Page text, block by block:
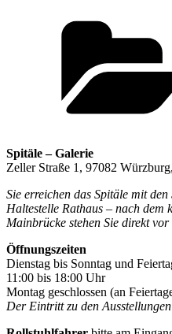
Spitäle – Galerie
Zeller Straße 1, 97082
Sie erreichen das Spitäle mit
Haltestelle Rathaus – nach dem
Mainbrücke stehen Sie direkt vor
Öffnungszeiten
Dienstag bis Sonntag und
11:00 bis 18:00 Uhr
Montag geschlossen (an
Der Eintritt zu den